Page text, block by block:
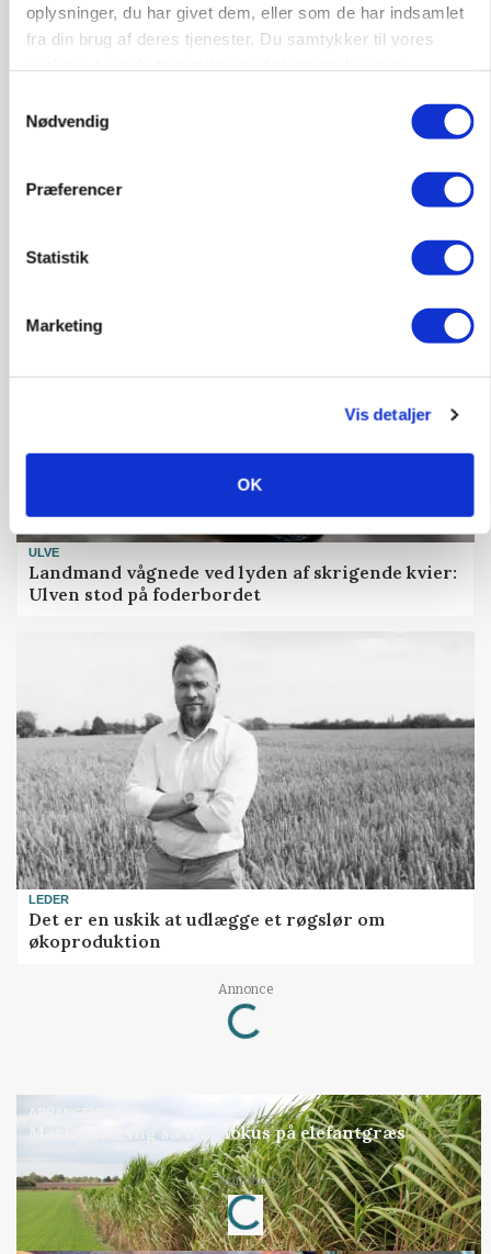
oplysninger, du har givet dem, eller som de har indsamlet
fra din brug af deres tjenester. Du samtykker til vores
Nødvendig
Præferencer
Statistik
Marketing
Vis detaljer
OK
presset marked for oksekød
ULVE
Landmand vågnede ved lyden af skrigende kvier:
Ulven stod på foderbordet
LEDER
Det er en uskik at udlægge et røgslør om
økoproduktion
Annonce
Loading...
ARRANGEMENT
Markvandring sætter fokus på elefantgræs
Annonce
Loading...